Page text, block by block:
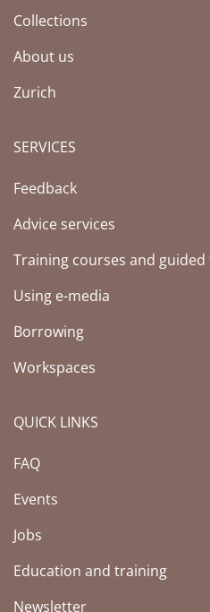
Collections
About us
Zurich
SERVICES
Feedback
Advice services
Training courses and
Using e-media
Borrowing
Workspaces
QUICK LINKS
FAQ
Events
Jobs
Education and training
Newsletter